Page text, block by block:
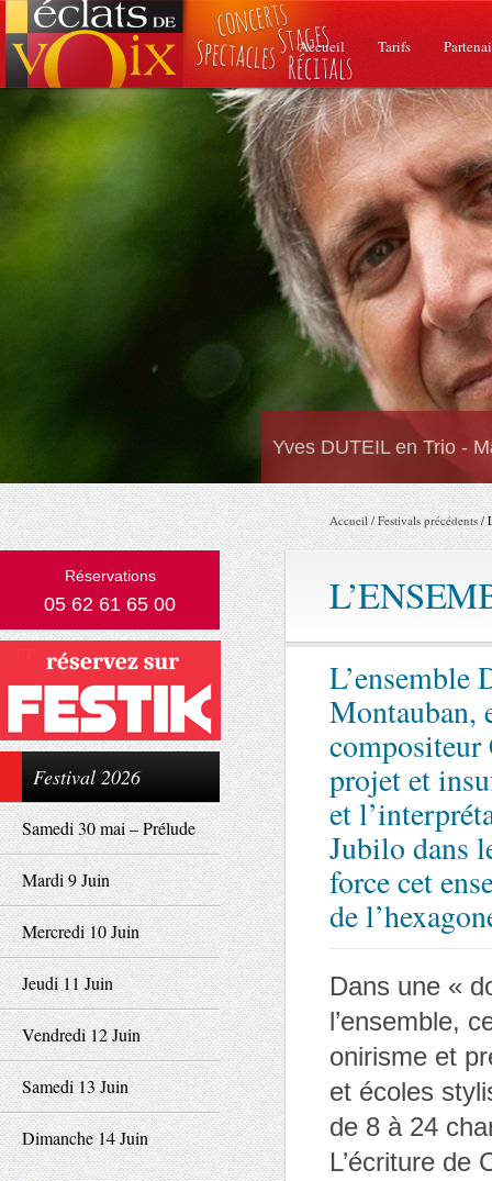
Accueil Tarifs
Yves DUTEIL en Trio -
Réservations
05 62 61 65 00
Festival 2026
Samedi 30 mai – Prélude
Mardi 9 Juin
Mercredi 10 Juin
Jeudi 11 Juin
Vendredi 12 Juin
Samedi 13 Juin
Dimanche 14 Juin
Accueil /Festivals précédents /
L’ensemble
Montauban,
compositeur
projet et
et
Jubilo dans
force cet
de
Dans une «
l’ensemble,
onirisme et
et écoles
de 8 à 24
L’écriture de